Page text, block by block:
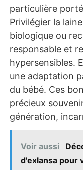
particulière
Privilégier la
biologique ou
responsable et
hypersensibles.
une adaptation
du bébé. Ces
précieux
génération,
Voir aussi
d'exlansa pour